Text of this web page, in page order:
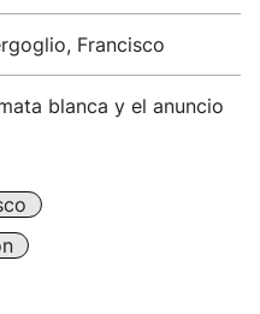
Francisco
blanca y el anuncio